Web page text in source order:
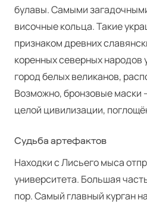
булавы. Самыми
височные кольца. Такие
признаком древних
коренных северных
город белых великанов,
Возможно, бронзовые маски
целой цивилизации,
Судьба артефактов
Находки с Лисьего мыса
университета. Большая
пор. Самый главный курган